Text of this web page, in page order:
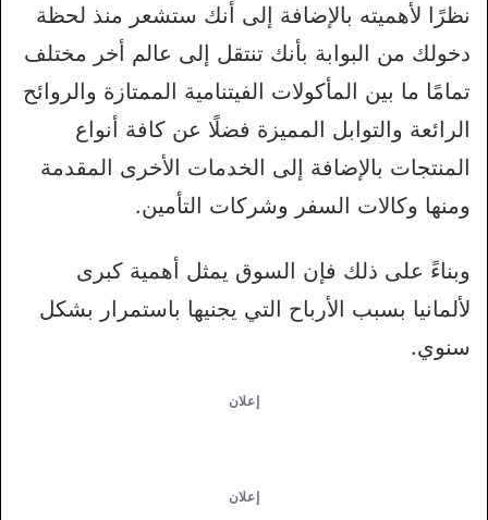
نظرًا لأهميته بالإضافة إلى أنك ستشعر منذ لحظة
دخولك من البوابة بأنك تنتقل إلى عالم أخر مختلف
تمامًا ما بين المأكولات الفيتنامية الممتازة والروائح
الرائعة والتوابل المميزة فضلًا عن كافة أنواع
المنتجات بالإضافة إلى الخدمات الأخرى المقدمة
ومنها وكالات السفر وشركات التأمين.
وبناءً على ذلك فإن السوق يمثل أهمية كبرى
لألمانيا بسبب الأرباح التي يجنيها باستمرار بشكل
سنوي.
إعلان
إعلان